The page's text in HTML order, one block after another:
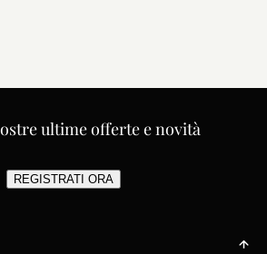
ultime offerte e novità
REGISTRATI ORA